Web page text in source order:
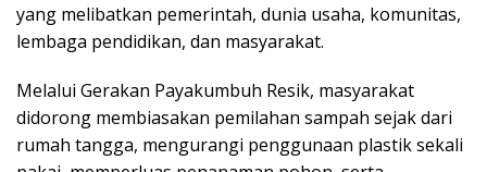
yang melibatkan pemerintah, dunia usaha, komunitas,
lembaga pendidikan, dan masyarakat.
Melalui Gerakan Payakumbuh Resik, masyarakat
didorong membiasakan pemilahan sampah sejak dari
rumah tangga, mengurangi penggunaan plastik sekali